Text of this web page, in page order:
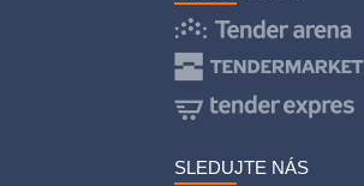
SLEDUJTE NÁS